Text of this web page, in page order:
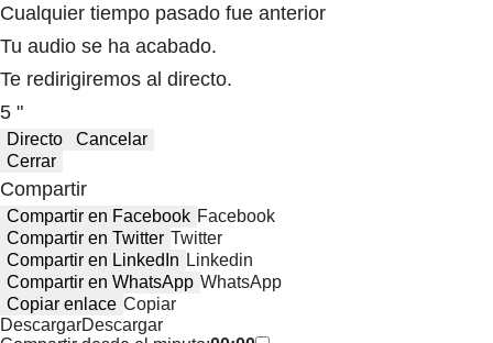
Cualquier tiempo pasado fue anterior
Tu audio se ha acabado.
Te redirigiremos al directo.
5 "
Directo
Cancelar
Cerrar
Compartir
Compartir en Facebook Facebook
Compartir en Twitter Twitter
Compartir en LinkedIn Linkedin
Compartir en WhatsApp WhatsApp
Copiar enlace Copiar
DescargarDescargar